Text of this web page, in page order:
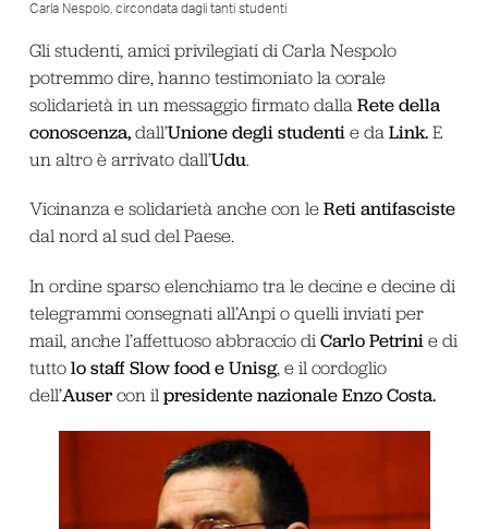
Carla Nespolo, circondata dagli tanti studenti
Gli studenti, amici privilegiati di Carla Nespolo
potremmo dire, hanno testimoniato la corale
solidarietà in un messaggio firmato dalla Rete della
conoscenza, dall’Unione degli studenti e daLink. E
un altro è arrivato dall’Udu.
Vicinanza e solidarietà anche con le Reti antifasciste
dal nord al sud del Paese.
In ordine sparso elenchiamo tra le decine e decine di
telegrammi consegnati all’Anpi o quelli inviati per
mail, anche l’affettuoso abbraccio di Carlo Petrini e di
tutto lo staff Slow food e Unisg, e il cordoglio
dell’Ausercon ilpresidente nazionale Enzo Costa.